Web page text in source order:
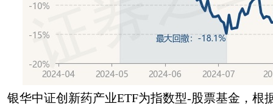
银华中证创新药产业ETF为指数型-股票基金，根